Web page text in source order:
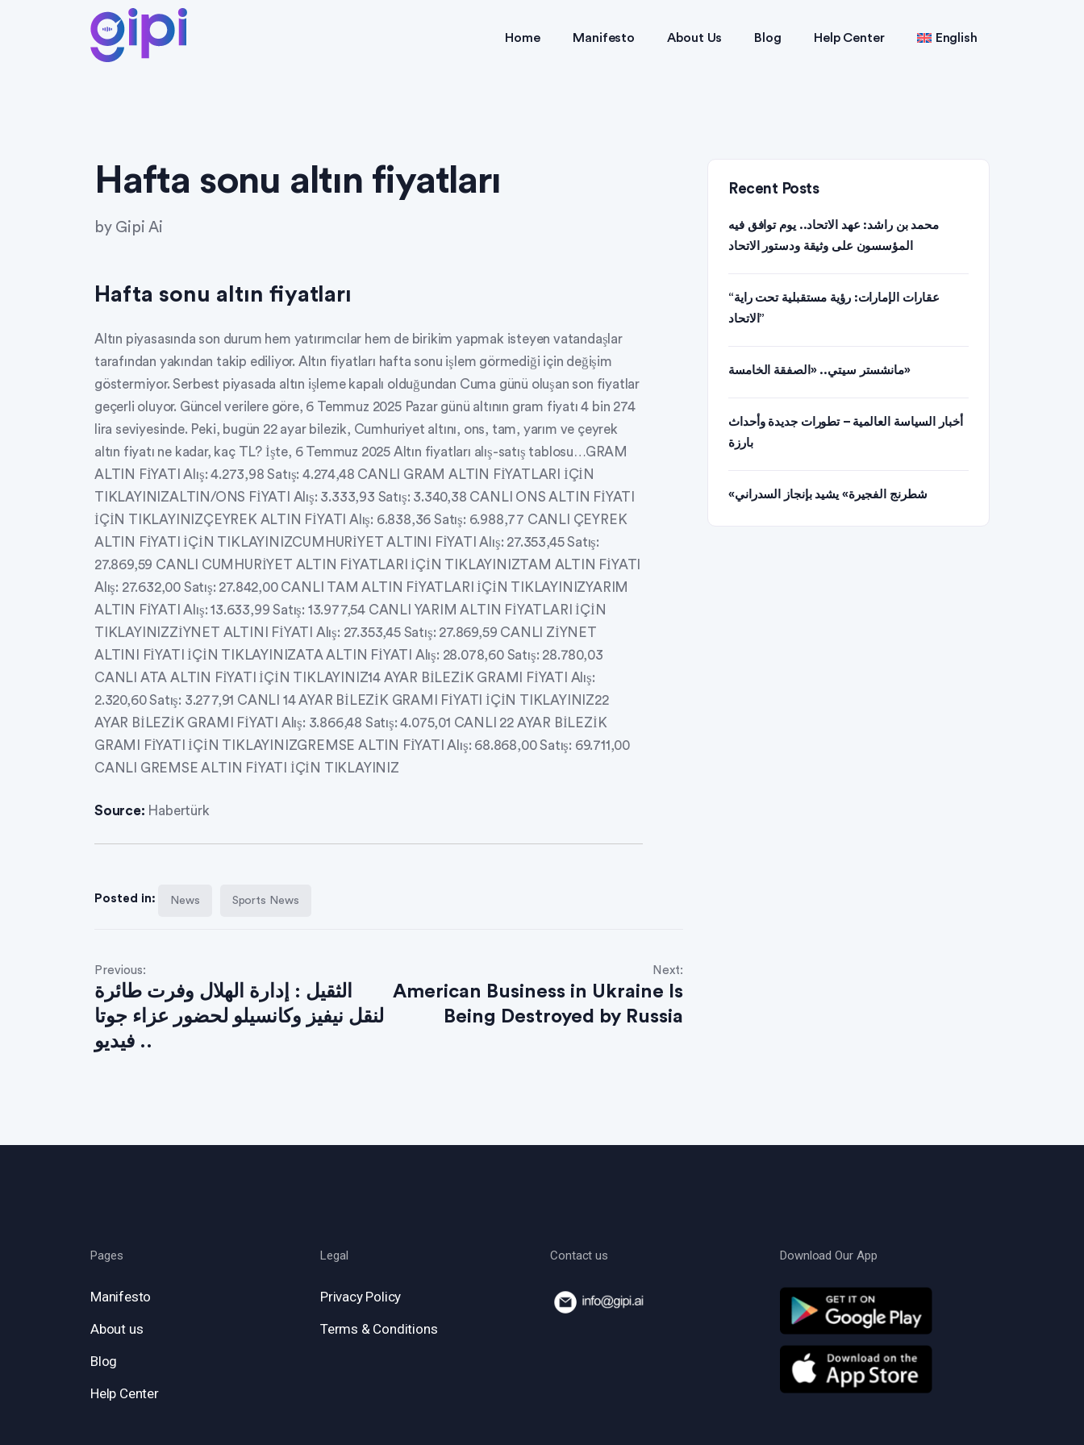
Home Manifesto About Us Blog Help Center English
Hafta sonu altın fiyatları
by Gipi Ai
Hafta sonu altın fiyatları
Altın piyasasında son durum hem yatırımcılar hem de birikim yapmak isteyen vatandaşlar
tarafından yakından takip ediliyor. Altın fiyatları hafta sonu işlem görmediği için değişim
göstermiyor. Serbest piyasada altın işleme kapalı olduğundan Cuma günü oluşan son fiyatlar
geçerli oluyor. Güncel verilere göre, 6 Temmuz 2025 Pazar günü altının gram fiyatı 4 bin 274
lira seviyesinde. Peki, bugün 22 ayar bilezik, Cumhuriyet altını, ons, tam, yarım ve çeyrek
altın fiyatı ne kadar, kaç TL? İşte, 6 Temmuz 2025 Altın fiyatları alış-satış tablosu…GRAM
ALTIN FİYATI Alış: 4.273,98 Satış: 4.274,48 CANLI GRAM ALTIN FİYATLARI İÇİN
TIKLAYINIZALTIN/ONS FİYATI Alış: 3.333,93 Satış: 3.340,38 CANLI ONS ALTIN FİYATI
İÇİN TIKLAYINIZÇEYREK ALTIN FİYATI Alış: 6.838,36 Satış: 6.988,77 CANLI ÇEYREK
ALTIN FİYATI İÇİN TIKLAYINIZCUMHURİYET ALTINI FİYATI Alış: 27.353,45 Satış:
27.869,59 CANLI CUMHURİYET ALTIN FİYATLARI İÇİN TIKLAYINIZTAM ALTIN FİYATI
Alış: 27.632,00 Satış: 27.842,00 CANLI TAM ALTIN FİYATLARI İÇİN TIKLAYINIZYARIM
ALTIN FİYATI Alış: 13.633,99 Satış: 13.977,54 CANLI YARIM ALTIN FİYATLARI İÇİN
TIKLAYINIZZİYNET ALTINI FİYATI Alış: 27.353,45 Satış: 27.869,59 CANLI ZİYNET
ALTINI FİYATI İÇİN TIKLAYINIZATA ALTIN FİYATI Alış: 28.078,60 Satış: 28.780,03
CANLI ATA ALTIN FİYATI İÇİN TIKLAYINIZ14 AYAR BİLEZİK GRAMI FİYATI Alış:
2.320,60 Satış: 3.277,91 CANLI 14 AYAR BİLEZİK GRAMI FİYATI İÇİN TIKLAYINIZ22
AYAR BİLEZİK GRAMI FİYATI Alış: 3.866,48 Satış: 4.075,01 CANLI 22 AYAR BİLEZİK
GRAMI FİYATI İÇİN TIKLAYINIZGREMSE ALTIN FİYATI Alış: 68.868,00 Satış: 69.711,00
CANLI GREMSE ALTIN FİYATI İÇİN TIKLAYINIZ
Source: Habertürk
Posted in: News Sports News
Previous:
الثقيل : إدارة الهلال وفرت طائرة
لنقل نيفيز وكانسيلو لحضور عزاء جوتا
.. فيديو
Next:
American Business in Ukraine Is
Being Destroyed by Russia
Recent Posts
محمد بن راشد: عهد الاتحاد.. يوم توافق فيه
المؤسسون على وثيقة ودستور الاتحاد
“عقارات الإمارات: رؤية مستقبلية تحت راية
الاتحاد”
مانشستر سيتي.. «الصفقة الخامسة»
أخبار السياسة العالمية – تطورات جديدة وأحداث
بارزة
«شطرنج الفجيرة» يشيد بإنجاز السدراني
Pages
Manifesto
About us
Blog
Help Center
Legal
Privacy Policy
Terms & Conditions
Contact us Download Our App